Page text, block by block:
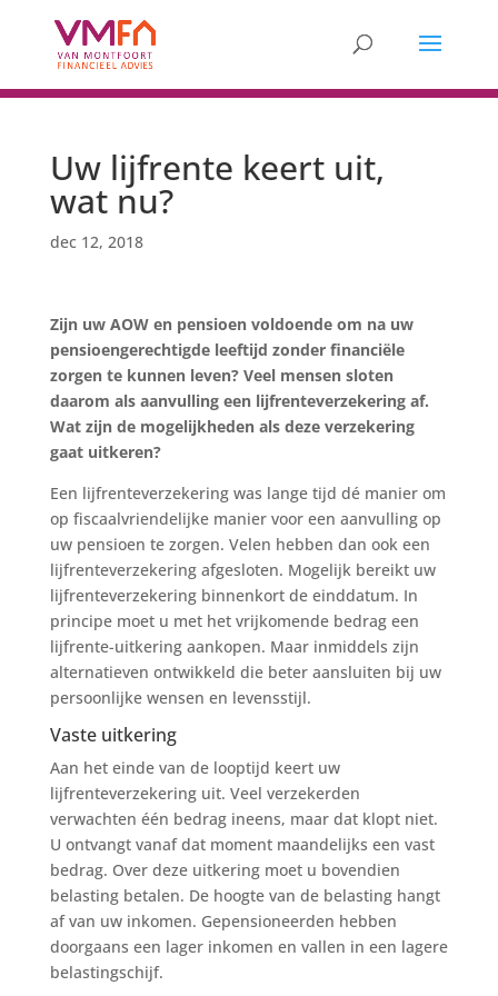
Uw lijfrente keert uit,
wat nu?
dec 12, 2018
Zijn uw AOW en pensioen voldoende om na uw
pensioengerechtigde leeftijd zonder financiële
zorgen te kunnen leven? Veel mensen sloten
daarom als aanvulling een lijfrenteverzekering af.
Wat zijn de mogelijkheden als deze verzekering
gaat uitkeren?
Een lijfrenteverzekering was lange tijd dé manier om
op fiscaalvriendelijke manier voor een aanvulling op
uw pensioen te zorgen. Velen hebben dan ook een
lijfrenteverzekering afgesloten. Mogelijk bereikt uw
lijfrenteverzekering binnenkort de einddatum. In
principe moet u met het vrijkomende bedrag een
lijfrente-uitkering aankopen. Maar inmiddels zijn
alternatieven ontwikkeld die beter aansluiten bij uw
persoonlijke wensen en levensstijl.
Vaste uitkering
Aan het einde van de looptijd keert uw
lijfrenteverzekering uit. Veel verzekerden
verwachten één bedrag ineens, maar dat klopt niet.
U ontvangt vanaf dat moment maandelijks een vast
bedrag. Over deze uitkering moet u bovendien
belasting betalen. De hoogte van de belasting hangt
af van uw inkomen. Gepensioneerden hebben
doorgaans een lager inkomen en vallen in een lagere
belastingschijf.